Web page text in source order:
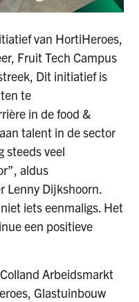
van HortiHeroes,
Fruit Tech Campus
Dit initiatief is
te
in de food &
talent in de sector
steeds veel
aldus
Lenny Dijkshoorn.
iets eenmaligs. Het
een positieve
Arbeidsmarkt
Glastuinbouw